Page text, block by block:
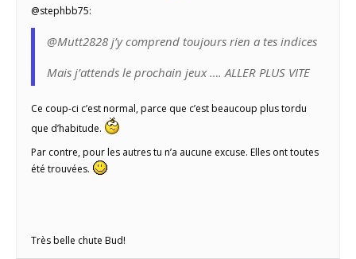
@stephbb75:
@Mutt2828 j’y comprend toujours rien a tes indices
Mais j’attends le prochain jeux …. ALLER PLUS VITE
Ce coup-ci c’est normal, parce que c’est beaucoup plus tordu
que d’habitude.
Par contre, pour les autres tu n’a aucune excuse. Elles ont toutes
été trouvées.
Très belle chute Bud!